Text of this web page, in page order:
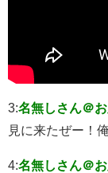
3:名無しさん＠
見に来たぜー！
4:名無しさん＠